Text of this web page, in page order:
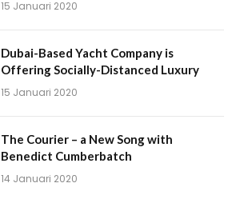
15 Januari 2020
Dubai-Based Yacht Company is
Offering Socially-Distanced Luxury
15 Januari 2020
The Courier – a New Song with
Benedict Cumberbatch
14 Januari 2020